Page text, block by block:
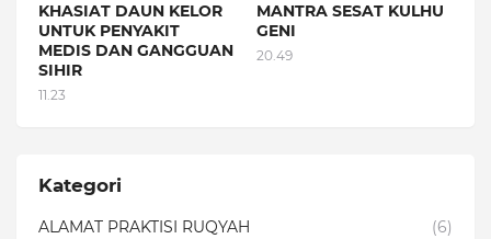
KHASIAT DAUN KELOR
UNTUK PENYAKIT
MEDIS DAN GANGGUAN
SIHIR
11.23
MANTRA SESAT KULHU
GENI
20.49
Kategori
ALAMAT PRAKTISI RUQYAH
(6)